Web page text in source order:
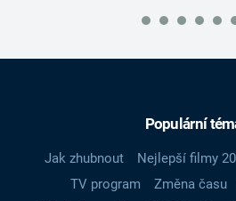
Populární
Jak zhubnout Nejlepší filmy
TV program
Změna času